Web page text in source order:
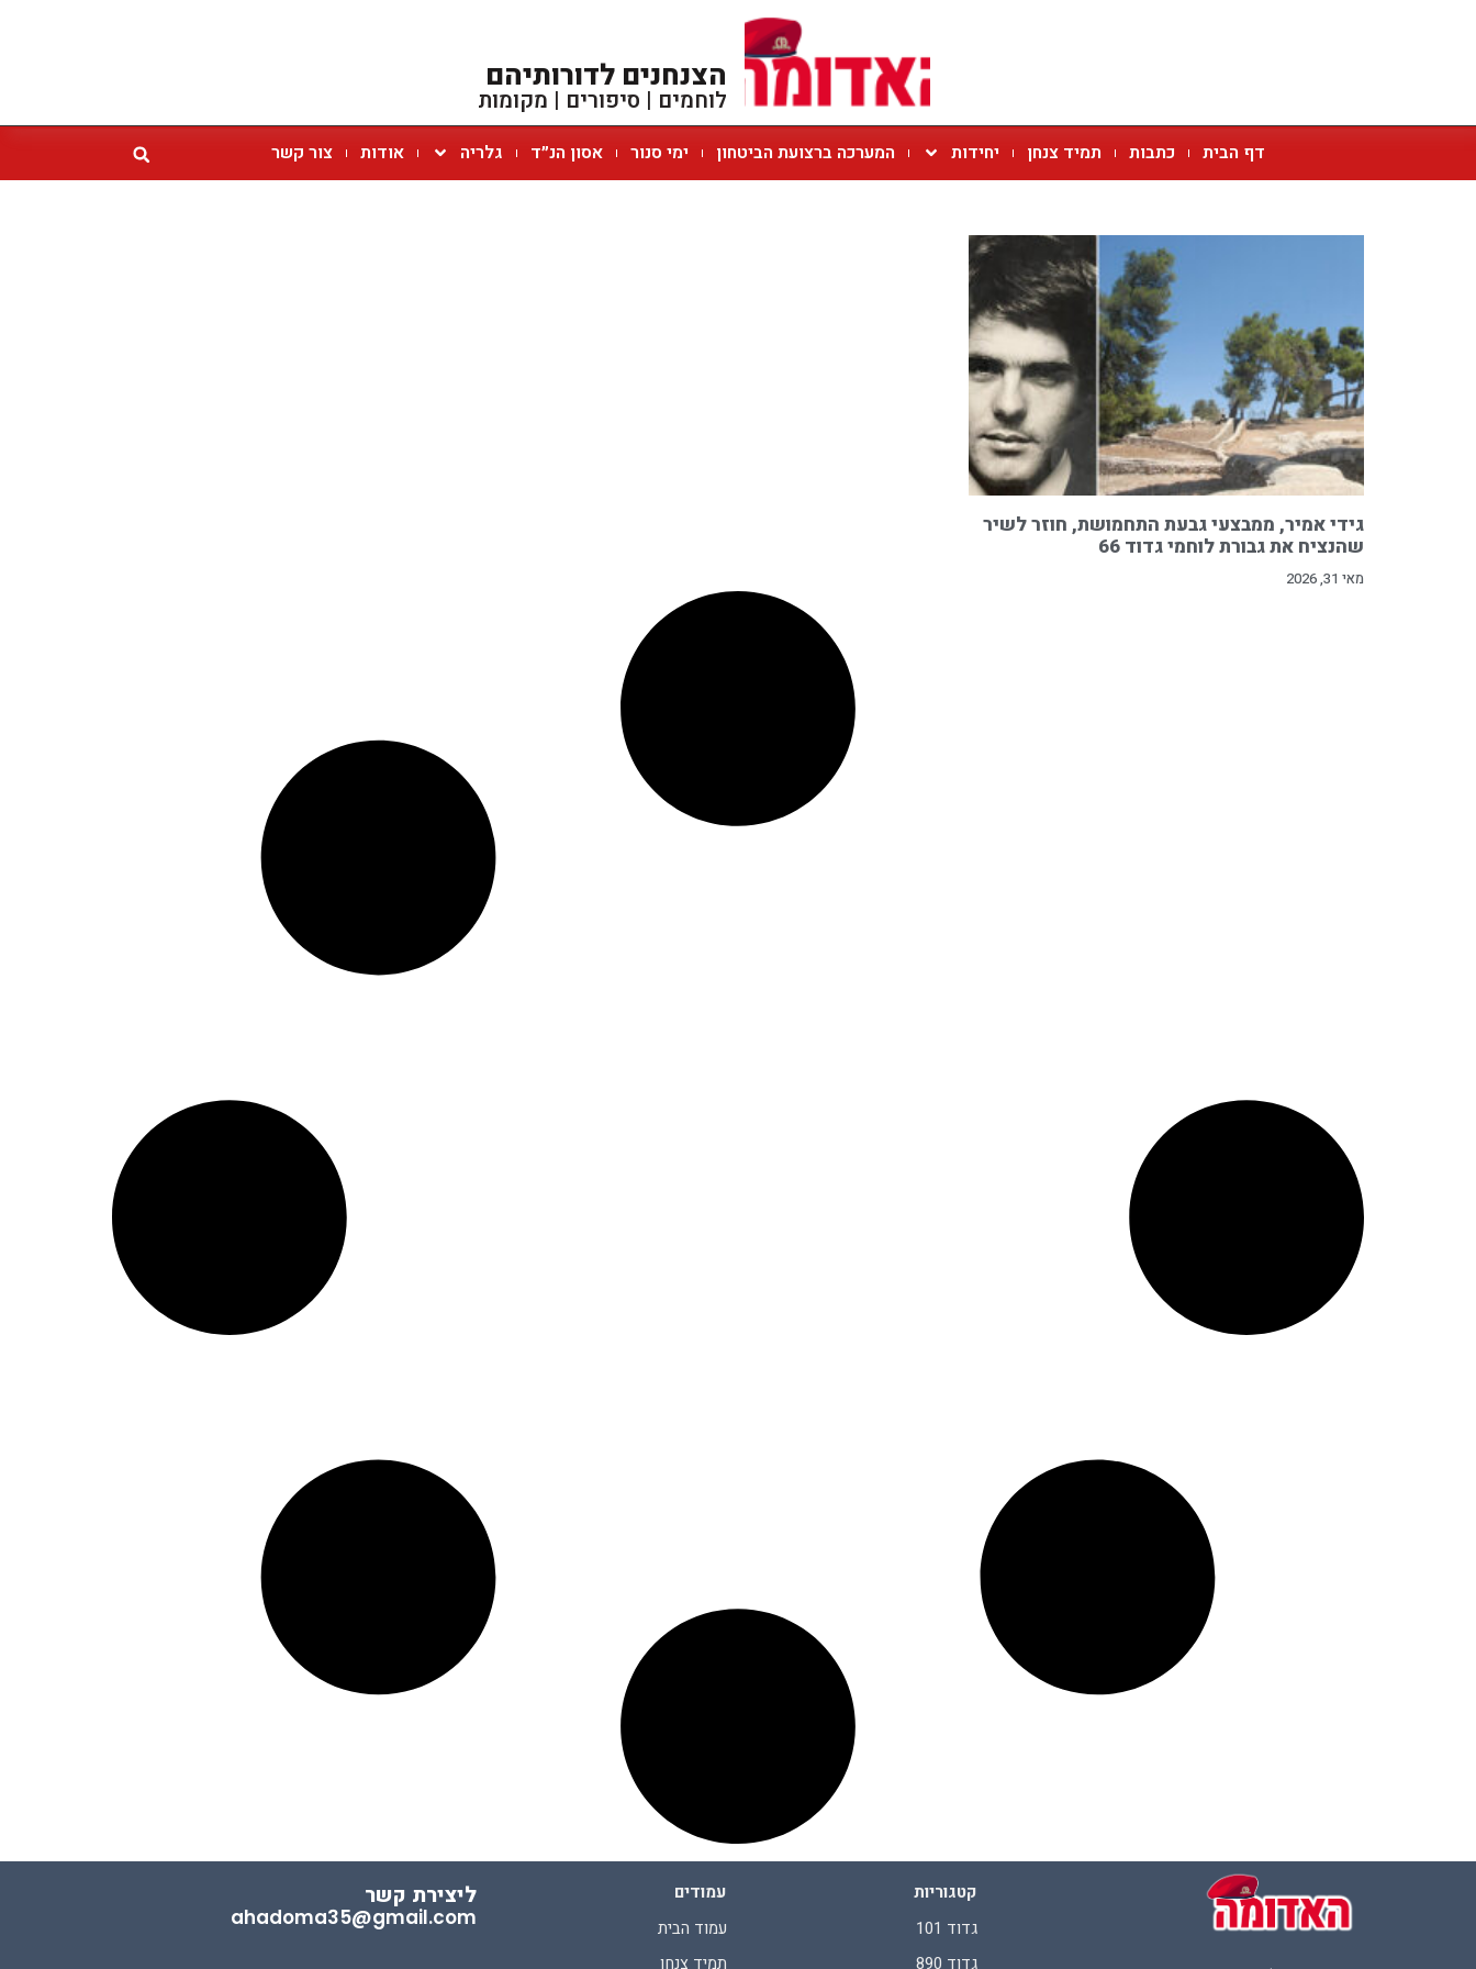
הצנחנים לדורותיהם
לוחמים | סיפורים | מקומות
דף הבית כתבות תמיד צנחן יחידות המערכה ברצועת הביטחון ימי סנור אסון הנ״ד גלריה אודות צור קשר
גידי אמיר, ממבצעי גבעת התחמושת, חוזר לשיר
שהנציח את גבורת לוחמי גדוד 66
מאי 31, 2026
קטגוריות
גדוד 101
גדוד 890
עמודים
עמוד הבית
תמיד צנחן
ליצירת קשר
ahadoma35@gmail.com